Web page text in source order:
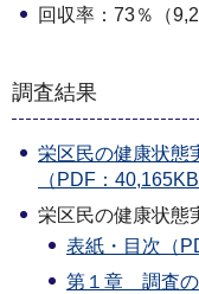
回収率：73％（
調査結果
栄区民の健康状態
（PDF：40,165KB
栄区民の健康状態
表紙・目次（
第１章 調査の